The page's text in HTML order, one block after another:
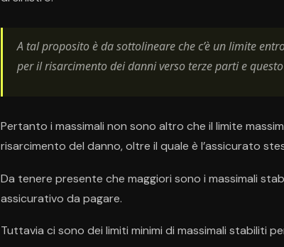
A tal proposito è da sottolineare che c’è un limite
per il risarcimento dei danni verso terze parti e
Pertanto i massimali non sono altro che il limite
risarcimento del danno, oltre il quale è l’assicurato
Da tenere presente che maggiori sono i massimali
assicurativo da pagare.
Tuttavia ci sono dei limiti minimi di massimali stabiliti